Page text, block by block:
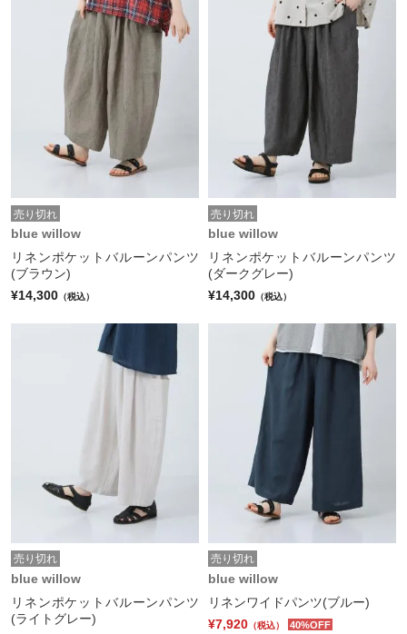
売り切れ
blue willow
リネンポケットバルーンパンツ
(ブラウン)
¥14,300 （税込）
売り切れ
blue willow
リネンポケットバルーンパンツ
(ダークグレー)
¥14,300 （税込）
売り切れ
blue willow
リネンポケットバルーンパンツ
(ライトグレー)
売り切れ
blue willow
リネンワイドパンツ(ブルー)
¥7,920 （税込） 40%OFF